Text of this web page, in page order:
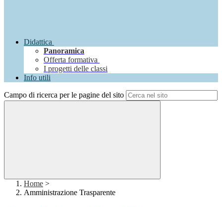
Didattica
Panoramica
Offerta formativa
I progetti delle classi
Info utili
Campo di ricerca per le pagine del sito
Home >
Amministrazione Trasparente